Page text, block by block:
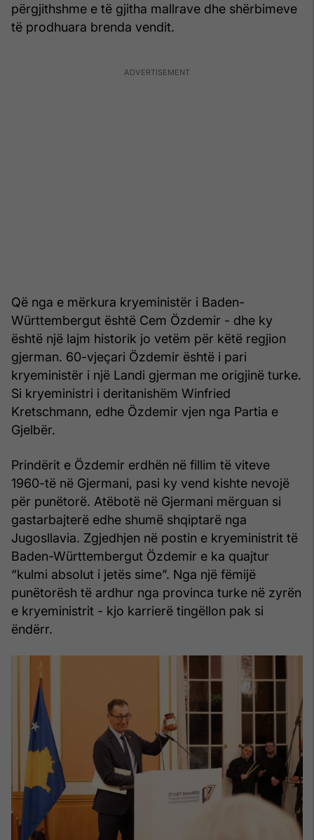
përgjithshme e të gjitha mallrave dhe shërbimeve
të prodhuara brenda vendit.
Që nga e mërkura kryeministër i Baden-
Württembergut është Cem Özdemir - dhe ky
është një lajm historik jo vetëm për këtë regjion
gjerman. 60-vjeçari Özdemir është i pari
kryeministër i një Landi gjerman me origjinë turke.
Si kryeministri i deritanishëm Winfried
Kretschmann, edhe Özdemir vjen nga Partia e
Gjelbër.
Prindërit e Özdemir erdhën në fillim të viteve
1960-të në Gjermani, pasi ky vend kishte nevojë
për punëtorë. Atëbotë në Gjermani mërguan si
gastarbajterë edhe shumë shqiptarë nga
Jugosllavia. Zgjedhjen në postin e kryeministrit të
Baden-Württembergut Özdemir e ka quajtur
“kulmi absolut i jetës sime”. Nga një fëmijë
punëtorësh të ardhur nga provinca turke në zyrën
e kryeministrit - kjo karrierë tingëllon pak si
ëndërr.